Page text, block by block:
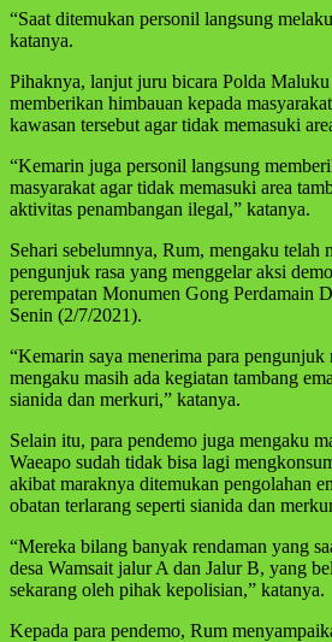
“Saat ditemukan personil langsung
katanya.
Pihaknya, lanjut juru bicara Polda
memberikan himbauan kepada
kawasan tersebut agar tidak memasuki
“Kemarin juga personil langsung
masyarakat agar tidak memasuki area
aktivitas penambangan ilegal,” katanya.
Sehari sebelumnya, Rum, mengaku telah
pengunjuk rasa yang menggelar aksi
perempatan Monumen Gong Perdamain
Senin (2/7/2021).
“Kemarin saya menerima para pengunjuk
mengaku masih ada kegiatan tambang
sianida dan merkuri,” katanya.
Selain itu, para pendemo juga mengaku
Waeapo sudah tidak bisa lagi
akibat maraknya ditemukan pengolahan
obatan terlarang seperti sianida dan
“Mereka bilang banyak rendaman yang
desa Wamsait jalur A dan Jalur B, yang
sekarang oleh pihak kepolisian,” katanya.
Kepada para pendemo, Rum